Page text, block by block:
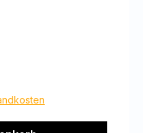
im Fußraum
werden. Eine
die Luft